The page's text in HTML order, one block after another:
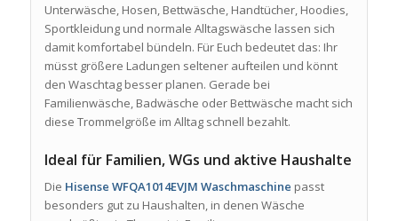
Unterwäsche, Hosen, Bettwäsche, Handtücher, Hoodies,
Sportkleidung und normale Alltagswäsche lassen sich
damit komfortabel bündeln. Für Euch bedeutet das: Ihr
müsst größere Ladungen seltener aufteilen und könnt
den Waschtag besser planen. Gerade bei
Familienwäsche, Badwäsche oder Bettwäsche macht sich
diese Trommelgröße im Alltag schnell bezahlt.
Ideal für Familien, WGs und aktive Haushalte
Die Hisense WFQA1014EVJM Waschmaschine passt
besonders gut zu Haushalten, in denen Wäsche